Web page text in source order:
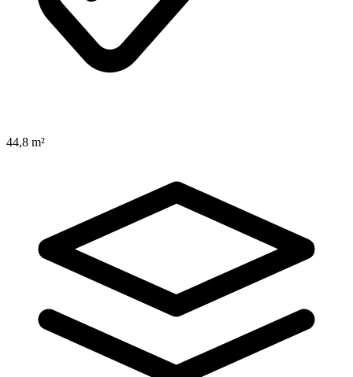
44,8 m²